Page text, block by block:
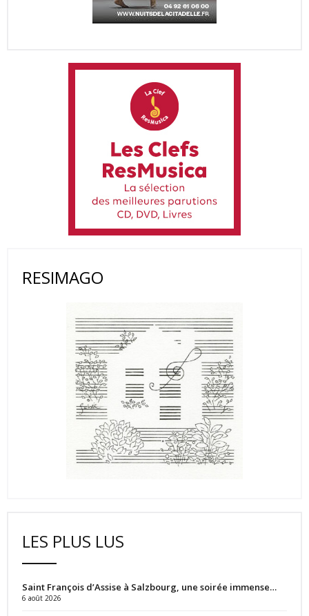
RESIMAGO
LES PLUS LUS
Saint François d’Assise à Salzbourg, une soirée immense…
6 août 2026